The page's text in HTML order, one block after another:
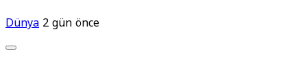
Dünya2 gün önce